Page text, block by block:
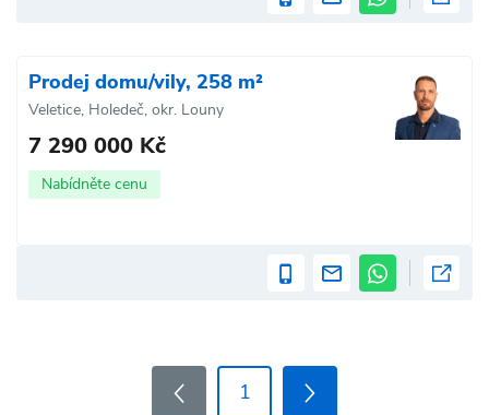
Prodej domu/vily, 258 m²
Veletice, Holedeč, okr. Louny
7 290 000 Kč
Nabídněte cenu
1